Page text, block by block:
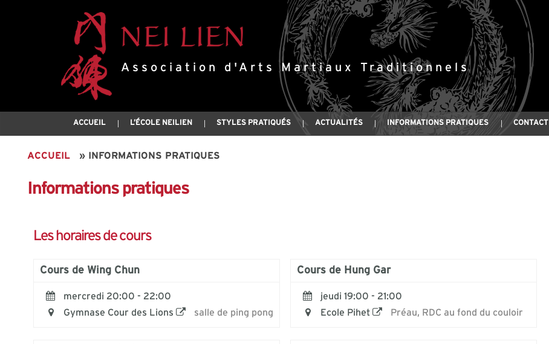
Association d'Arts Martiaux Traditionnels
ACCUEIL L’ÉCOLE NEILIEN STYLES PRATIQUÉS ACTUALITÉS INFORMATIONS PRATIQUES CONTACT
ACCUEIL » INFORMATIONS PRATIQUES
Informations pratiques
Les horaires de cours
Cours de Wing Chun
mercredi 20:00 - 22:00
Gymnase Cour des Lions
salle de ping pong
Cours de Hung Gar
jeudi 19:00 - 21:00
Ecole Pihet
Préau, RDC au fond du couloir